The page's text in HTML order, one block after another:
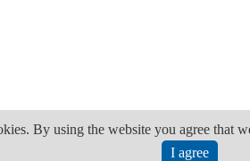
By using the website you agree that
I agree